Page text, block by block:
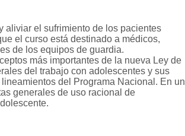
aliviar el sufrimiento de los pacientes
el curso está destinado a médicos,
de los equipos de guardia.
más importantes de la nueva Ley de
del trabajo con adolescentes y sus
del Programa Nacional. En un
generales de uso racional de